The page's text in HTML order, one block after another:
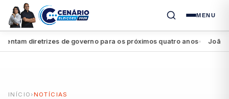
MENU
diretrizes de governo para os próximos quatro anos● João
INÍCIO ›NOTÍCIAS